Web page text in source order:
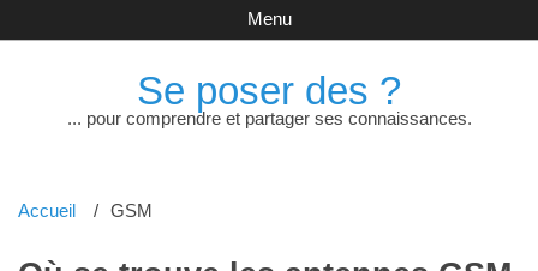
Se poser des ?
... pour comprendre et partager ses connaissances.
Menu
Accueil GSM